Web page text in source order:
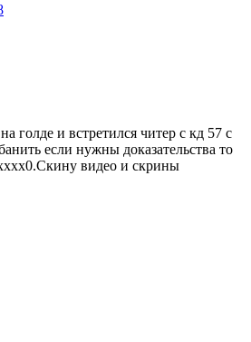
голде и встретился читер с кд 57 с
если нужны доказательства то
видео и скрины